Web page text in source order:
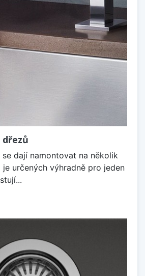
se dají namontovat na několik
je určených výhradně pro jeden